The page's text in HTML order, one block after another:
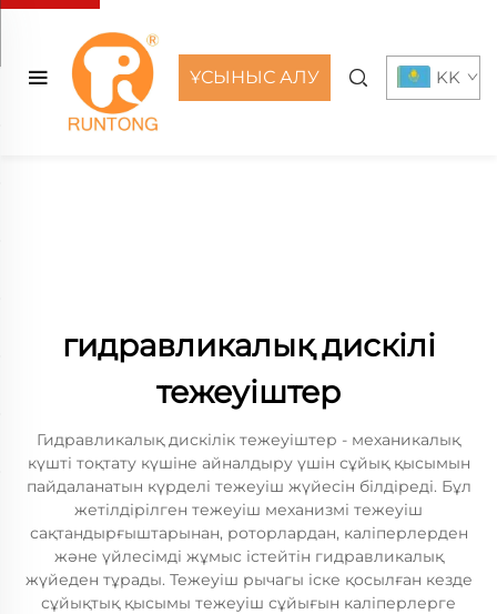
ҰСЫНЫС АЛУ KK
гидравликалық дискілі
тежеуіштер
Гидравликалық дискілік тежеуіштер - механикалық
күшті тоқтату күшіне айналдыру үшін сұйық қысымын
пайдаланатын күрделі тежеуіш жүйесін білдіреді. Бұл
жетілдірілген тежеуіш механизмі тежеуіш
сақтандырғыштарынан, роторлардан, каліперлерден
және үйлесімді жұмыс істейтін гидравликалық
жүйеден тұрады. Тежеуіш рычагы іске қосылған кезде
сұйықтық қысымы тежеуіш сұйығын каліперлерге